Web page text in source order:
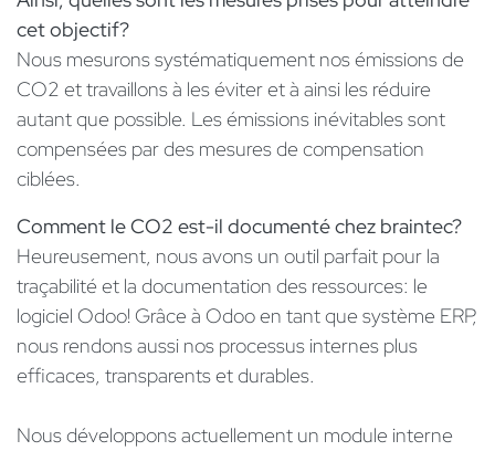
cet objectif?
Nous mesurons systématiquement nos émissions de
CO2 et travaillons à les éviter et à ainsi les réduire
autant que possible. Les émissions inévitables sont
compensées par des mesures de compensation
ciblées.
Comment le CO2 est-il documenté chez braintec?
Heureusement, nous avons un outil parfait pour la
traçabilité et la documentation des ressources: le
logiciel Odoo! Grâce à Odoo en tant que système ERP,
nous rendons aussi nos processus internes plus
efficaces, transparents et durables.
Nous développons actuellement un module interne